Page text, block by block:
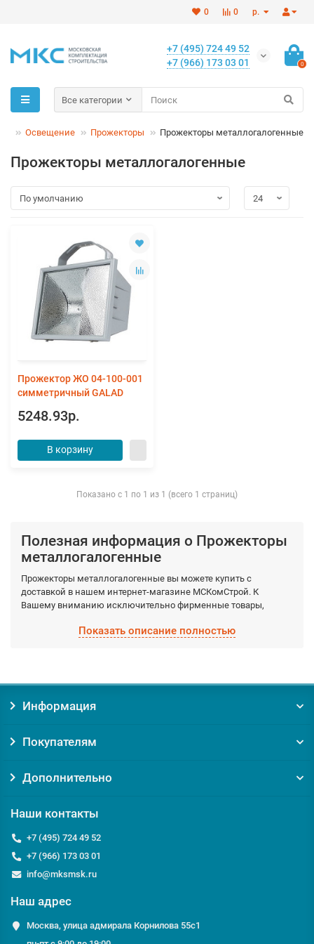
р.
0
0
+7 (495) 724 49 52
+7 (966) 173 03 01
0
Все категории
Освещение Прожекторы Прожекторы металлогалогенные
Прожекторы металлогалогенные
Прожектор ЖО 04-100-001
симметричный GALAD
5248.93р.
В корзину
Показано с 1 по 1 из 1 (всего 1 страниц)
Полезная информация о Прожекторы
металлогалогенные
Прожекторы металлогалогенные вы можете купить с
доставкой в нашем интернет-магазине МСКомСтрой. К
Вашему вниманию исключительно фирменные товары,
производятся фабрично из качественных материалов.
Заказывая товар Прожекторы металлогалогенные у нас, вы
Уверенность в оригинальности товара. Мы против
Гарантию на товар от производителя;
Доставку по Москве от 0 руб;
курьером или транспортной компанией;
Если у вас есть вопросы относительно Прожекторы
ответим на них по телефону
info@msckomstroy.com
Показать описание полностью
Информация
Покупателям
Дополнительно
Наши контакты
+7 (495) 724 49 52
+7 (966) 173 03 01
info@mksmsk.ru
Наш адрес
Москва, улица адмирала Корнилова 55с1